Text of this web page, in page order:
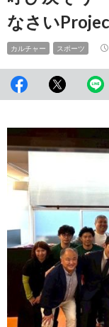
なさい
カルチャー スポーツ